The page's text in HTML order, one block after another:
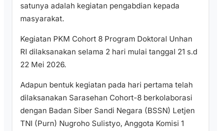
satunya adalah kegiatan pengabdian kepada
masyarakat.
Kegiatan PKM Cohort 8 Program Doktoral Unhan
RI dilaksanakan selama 2 hari mulai tanggal 21 s.d
22 Mei 2026.
Adapun bentuk kegiatan pada hari pertama telah
dilaksanakan Sarasehan Cohort-8 berkolaborasi
dengan Badan Siber Sandi Negara (BSSN) Letjen
TNI (Purn) Nugroho Sulistyo, Anggota Komisi 1